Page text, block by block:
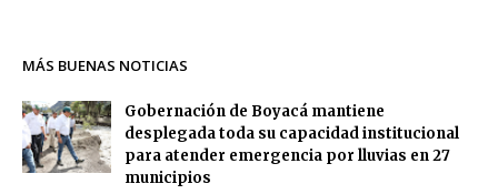
MÁS BUENAS NOTICIAS
Gobernación de Boyacá mantiene
desplegada toda su capacidad institucional
para atender emergencia por lluvias en 27
municipios